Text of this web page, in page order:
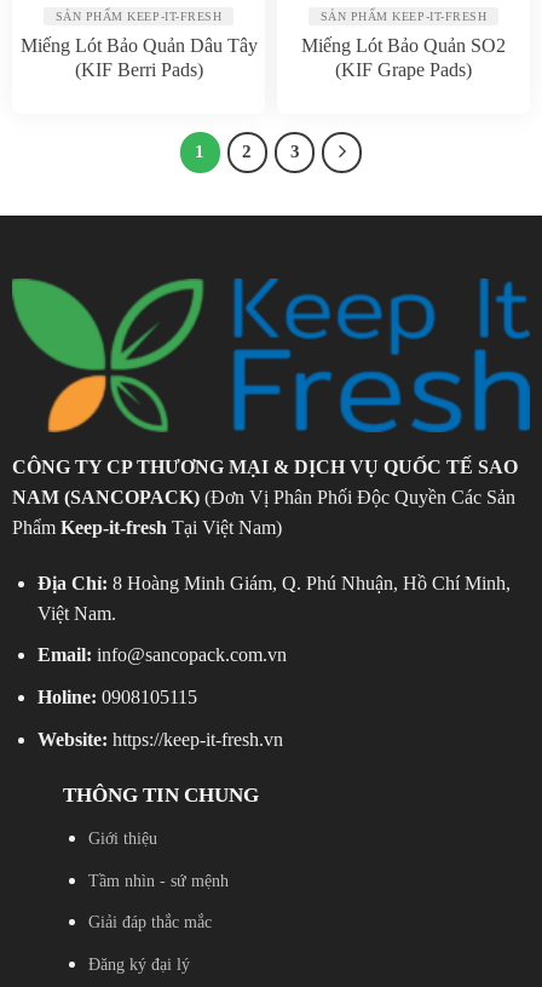
SẢN PHẨM KEEP-IT-FRESH
Miếng Lót Bảo Quản Dâu Tây
(KIF Berri Pads)
SẢN PHẨM KEEP-IT-FRESH
Miếng Lót Bảo Quản SO2
(KIF Grape Pads)
1 2 3
CÔNG TY CP THƯƠNG MẠI & DỊCH VỤ QUỐC TẾ SAO
NAM (SANCOPACK)(Đơn Vị Phân Phối Độc Quyền Các Sản
Phẩm Keep-it-fresh Tại Việt Nam)
Địa Chỉ: 8 Hoàng Minh Giám, Q. Phú Nhuận, Hồ Chí Minh,
Việt Nam.
Email: info@sancopack.com.vn
Holine: 0908105115
Website: https://keep-it-fresh.vn
THÔNG TIN CHUNG
Giới thiệu
Tầm nhìn - sứ mệnh
Giải đáp thắc mắc
Đăng ký đại lý